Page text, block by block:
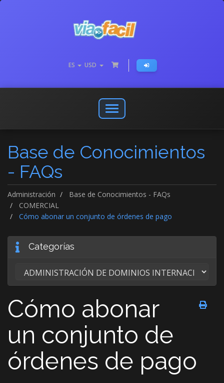
ES USD
Abrir
o
menú
de
Base de Conocimientos
- FAQs
Administración
Base de Conocimientos - FAQs
COMERCIAL
Cómo abonar un conjunto de órdenes de pago
Categorías
Cómo abonar
un conjunto de
órdenes de pago